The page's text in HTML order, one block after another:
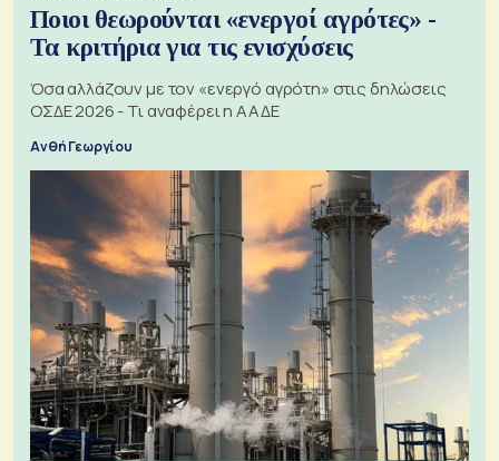
Ποιοι θεωρούνται «ενεργοί αγρότες» -
Τα κριτήρια για τις ενισχύσεις
Όσα αλλάζουν με τον «ενεργό αγρότη» στις δηλώσεις
ΟΣΔΕ 2026 - Τι αναφέρει η ΑΑΔΕ
Ανθή Γεωργίου